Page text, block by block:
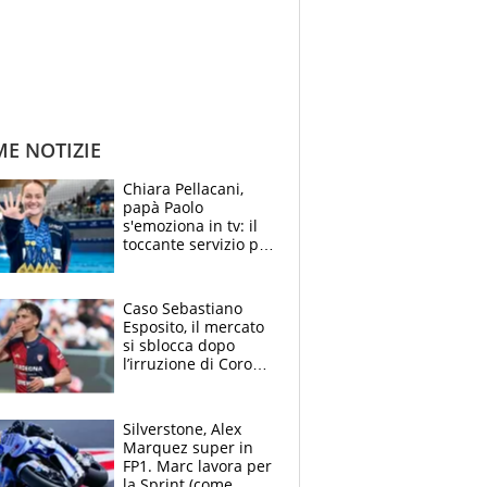
NOTIZIE
Chiara Pellacani,
papà Paolo
s'emoziona in tv: il
toccante servizio per
Caso Sebastiano
Esposito, il mercato
si sblocca dopo
l’irruzione di Corona
due big
Silverstone, Alex
Marquez super in
FP1. Marc lavora per